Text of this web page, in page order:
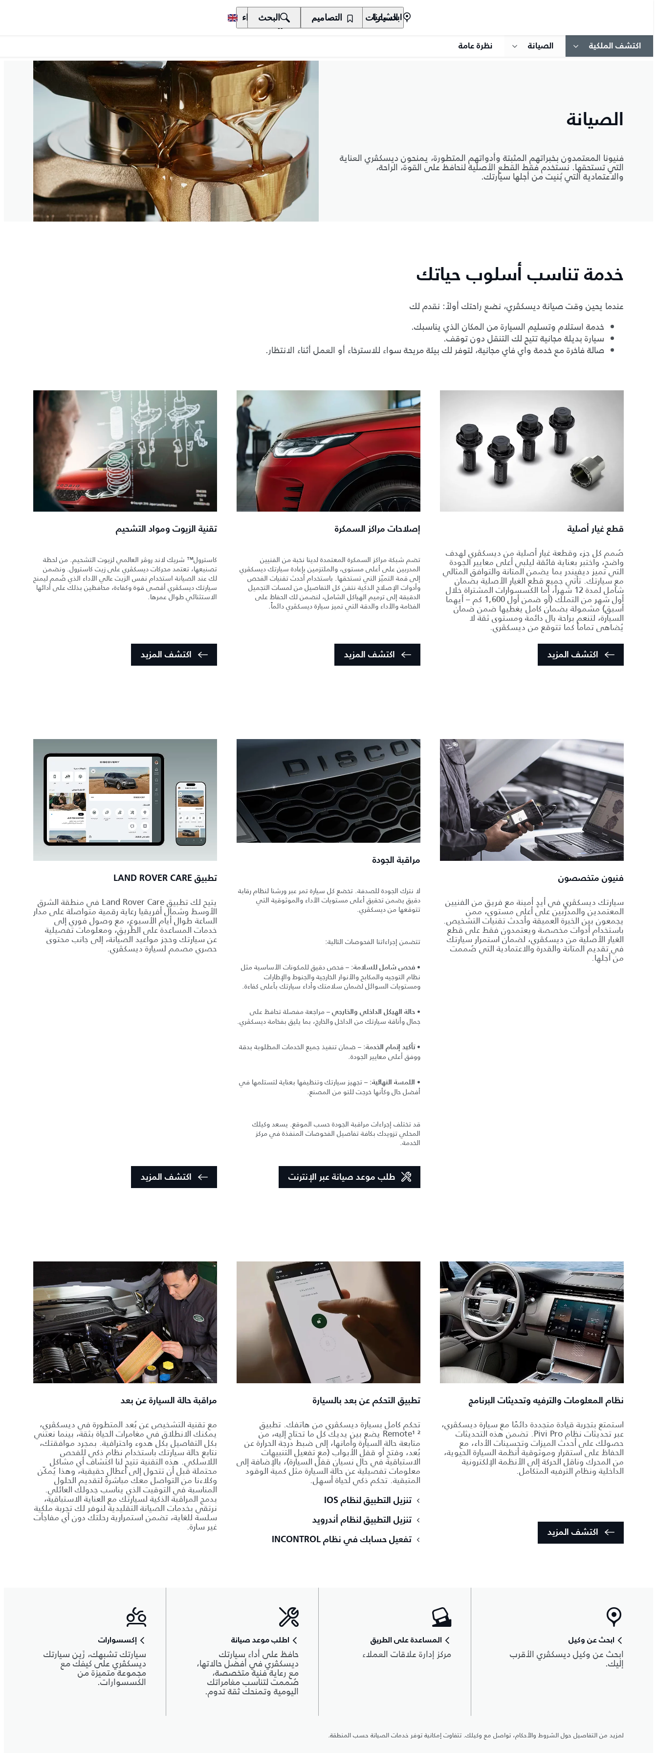
السيارات المالكون الاكتشاف الشراء ابحث عنا التصاميم البحث
اكتشف الملكية الصيانة نظرة عامة
الصيانة
فنيونا المعتمدون بخبراتهم المثبتة وأدواتهم المتطورة، يمنحون ديسكڤري العناية
التي تستحقها. نستخدم فقط القطع الأصلية لنحافظ على القوة، الراحة،
والاعتمادية التي بُنيت من أجلها سيارتك.
خدمة تناسب أسلوب حياتك
عندما يحين وقت صيانة ديسكڤري، نضع راحتك أولاً: نقدم لك
خدمة استلام وتسليم السيارة من المكان الذي يناسبك.
سيارة بديلة مجانية تتيح لك التنقل دون توقف.
صالة فاخرة مع خدمة واي فاي مجانية، لتوفر لك بيئة مريحة سواء للاسترخاء أو العمل أثناء الانتظار.
قطع غيار أصلية
صُمم كل جزء وقطعة غيار أصلية من ديسكڤري لهدف
واضح، واختبر بعناية فائقة ليلبي أعلى معايير الجودة
التي تميز ديفيندر بما يضمن المتانة والتوافق المثالي
مع سيارتك. تأتي جميع قطع الغيار الأصلية بضمان
شامل لمدة 12 شهراً، أما الكسسوارات المشتراة خلال
أول شهر من التملك (أو ضمن أول 1,600 كم – أيهما
أسبق) مشمولة بضمان كامل يغطيها ضمن ضمان
السيارة، لتنعم براحة بال دائمة ومستوى ثقة لا
يُضاهى تماماً كما تتوقع من ديسكڤري.
اكتشف المزيد
إصلاحات مراكز السمكرة
تضم شبكة مراكز السمكرة المعتمدة لدينا نخبة من الفنيين
المدربين على أعلى مستوى، والملتزمين بإعادة سيارتك ديسكڤري
إلى قمة التميّز التي تستحقها. باستخدام أحدث تقنيات الفحص
وأدوات الإصلاح الذكية نتقن كل التفاصيل من لمسات التجميل
الدقيقة إلى ترميم الهياكل الشامل، لنضمن لك الحفاظ على
الفخامة والأداء والدقة التي تميز سيارة ديسكڤري دائماً.
اكتشف المزيد
تقنية الزيوت ومواد التشحيم
كاسترول™ شريك لاند روڤر العالمي لزيوت التشحيم. من لحظة
تصنيعها، تعتمد محركات ديسكڤري على زيت كاسترول. ونضمن
لك عند الصيانة استخدام نفس الزيت عالي الأداء الذي صُمم ليمنح
سيارتك ديسكڤري أقصى قوة وكفاءة، محافظين بذلك على أدائها
الاستثنائي طوال عمرها.
اكتشف المزيد
فنيون متخصصون
سيارتك ديسكڤري في أيدٍ أمينة مع فريق من الفنيين
المعتمدين والمدرَّبين على أعلى مستوى، ممن
يجمعون بين الخبرة العميقة وأحدث تقنيات التشخيص.
باستخدام أدوات مخصصة ويعتمدون فقط على قطع
الغيار الأصلية من ديسكڤري، لضمان استمرار سيارتك
في تقديم المتانة والقدرة والاعتمادية التي صُممت
من أجلها.
مراقبة الجودة
لا نترك الجودة للصدفة. تخضع كل سيارة تمر عبر ورشنا لنظام رقابة
دقيق يضمن تحقيق أعلى مستويات الأداء والموثوقية التي
تتوقعها من ديسكڤري.
تتضمن إجراءاتنا الفحوصات التالية:
• فحص شامل للسلامة: – فحص دقيق للمكونات الأساسية مثل
نظام التوجيه والمكابح والأنوار الخارجية والجنوط والإطارات
ومستويات السوائل لضمان سلامتك وأداء سيارتك بأعلى كفاءة.
• حالة الهيكل الداخلي والخارجي – مراجعة مفصلة تحافظ على
جمال وأناقة سيارتك من الداخل والخارج، بما يليق بفخامة ديسكڤري.
•تأكيد إتمام الخدمة: – ضمان تنفيذ جميع الخدمات المطلوبة بدقة
ووفق أعلى معايير الجودة.
• اللمسة النهائية: – تجهيز سيارتك وتنظيفها بعناية لتستلمها في
أفضل حال وكأنها خرجت للتو من المصنع.
قد تختلف إجراءات مراقبة الجودة حسب الموقع. يسعد وكيلك
المحلي تزويدك بكافة تفاصيل الفحوصات المنفذة في مركز
الخدمة.
طلب موعد صيانة عبر الإنترنت
تطبيق LAND ROVER CARE
يتيح لك تطبيق Land Rover Care في منطقة الشرق
الأوسط وشمال أفريقيا رعاية رقمية متواصلة على مدار
الساعة طوال أيام الأسبوع، مع وصول فوري إلى
خدمات المساعدة على الطريق، ومعلومات تفصيلية
عن سيارتك وحجز مواعيد الصيانة، إلى جانب محتوى
حصري مصمم لسيارة ديسكڤري.
اكتشف المزيد
نظام المعلومات والترفيه وتحديثات البرنامج
استمتع بتجربة قيادة متجددة دائمًا مع سيارة ديسكڤري،
عبر تحديثات نظام Pivi Pro. تضمن هذه التحديثات
حصولك على أحدث الميزات وتحسينات الأداء، مع
الحفاظ على استقرار وموثوقية أنظمة السيارة الحيوية،
من المحرك وناقل الحركة إلى الأنظمة الإلكترونية
الداخلية ونظام الترفيه المتكامل.
اكتشف المزيد
تطبيق التحكم عن بعد بالسيارة
تحكم كامل بسيارة ديسكڤري من هاتفك. تطبيق
Remote¹ ² يضع بين يديك كل ما تحتاج إليه، من
متابعة حالة السيارة وأمانها، إلى ضبط درجة الحرارة عن
بُعد، وفتح أو قفل الأبواب (مع تفعيل التنبيهات
الاستباقية في حال نسيان قفل السيارة)، بالإضافة إلى
معلومات تفصيلية عن حالة السيارة مثل كمية الوقود
المتبقية. تحكم ذكي لحياة أسهل.
تنزيل التطبيق لنظام IOS
تنزيل التطبيق لنظام أندرويد
تفعيل حسابك في نظام INCONTROL
مراقبة حالة السيارة عن بعد
مع تقنية التشخيص عن بُعد المتطورة في ديسكڤري،
يمكنك الانطلاق في مغامرات الحياة بثقة، بينما نعتني
بكل التفاصيل بكل هدوء واحترافية. بمجرد موافقتك،
نتابع حالة سيارتك باستخدام نظام ذكي للفحص
اللاسلكي. هذه التقنية تتيح لنا اكتشاف أي مشاكل
محتملة قبل أن تتحول إلى أعطال حقيقية، وهذا يُمكّن
وكلاءنا من التواصل معك مباشرةً لتقديم الحلول
المناسبة في التوقيت الذي يناسب جدولك العائلي.
بدمج المراقبة الذكية لسيارتك مع العناية الاستباقية،
نرتقي بخدمات الصيانة التقليدية لنوفر لك تجربة ملكية
سلسة للغاية، تضمن استمرارية رحلتك دون أي مفاجأت
غير سارة.
ابحث عن وكيل
ابحث عن وكيل ديسكڤري الأقرب
إليك.
المساعدة على الطريق
مركز إدارة علاقات العملاء
اطلب موعد صيانة
حافظ على أداء سيارتك
ديسكڤري في أفضل حالاتها،
مع رعاية فنية متخصصة،
صُممت لتناسب مغامراتك
اليومية وتمنحك ثقة تدوم.
إكسسوارات
سيارتك تشبهك، زَين سيارتك
ديسكڤري على كيفك مع
مجموعة متميزة من
الكسسوارات.
لمزيد من التفاصيل حول الشروط والأحكام، تواصل مع وكيلك. تتفاوت إمكانية توفر خدمات الصيانة حسب المنطقة.